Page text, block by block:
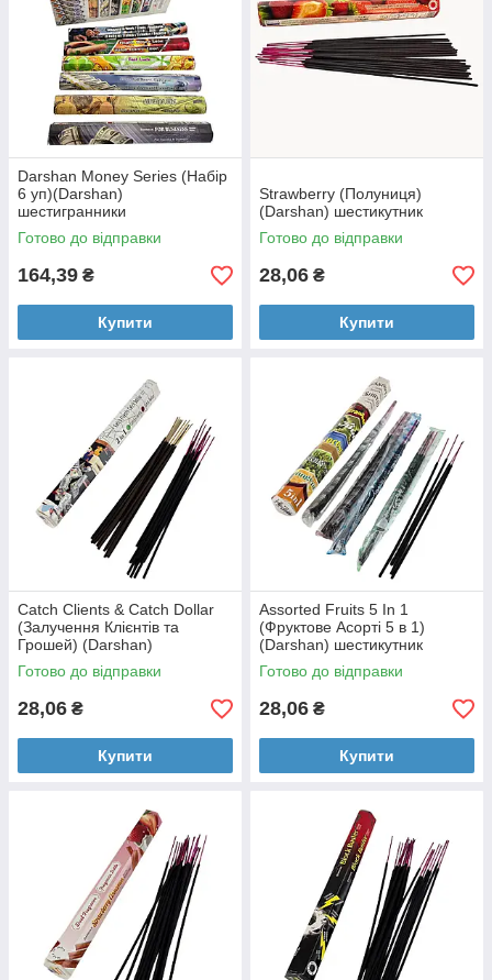
Darshan Money Series (Набір
6 уп)(Darshan)
шестигранники
Готово до відправки
164,39 ₴
Купити
Strawberry (Полуниця)
(Darshan) шестикутник
Готово до відправки
28,06 ₴
Купити
Catch Clients & Catch Dollar
(Залучення Клієнтів та
Грошей) (Darshan)
шестикутник
Готово до відправки
28,06 ₴
Купити
Assorted Fruits 5 In 1
(Фруктове Асорті 5 в 1)
(Darshan) шестикутник
Готово до відправки
28,06 ₴
Купити